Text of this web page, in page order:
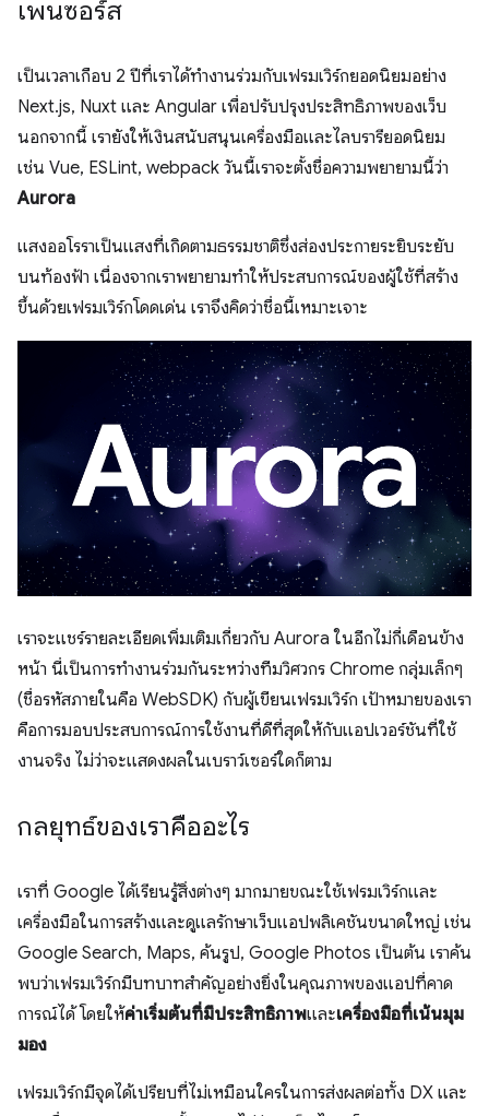
เพนซอร์ส
เป็นเวลาเกือบ 2 ปีที่เราได้ทํางานร่วมกับเฟรมเวิร์กยอดนิยมอย่าง
Next.js, Nuxt และ Angular เพื่อปรับปรุงประสิทธิภาพของเว็บ
นอกจากนี้ เรายังให้เงินสนับสนุนเครื่องมือและไลบรารียอดนิยม
เช่น Vue, ESLint, webpack วันนี้เราจะตั้งชื่อความพยายามนี้ว่า
Aurora
แสงออโรราเป็นแสงที่เกิดตามธรรมชาติซึ่งส่องประกายระยิบระยับ
บนท้องฟ้า เนื่องจากเราพยายามทำให้ประสบการณ์ของผู้ใช้ที่สร้าง
ขึ้นด้วยเฟรมเวิร์กโดดเด่น เราจึงคิดว่าชื่อนี้เหมาะเจาะ
เราจะแชร์รายละเอียดเพิ่มเติมเกี่ยวกับ Aurora ในอีกไม่กี่เดือนข้าง
หน้า นี่เป็นการทำงานร่วมกันระหว่างทีมวิศวกร Chrome กลุ่มเล็กๆ
(ชื่อรหัสภายในคือ WebSDK) กับผู้เขียนเฟรมเวิร์ก เป้าหมายของเรา
คือการมอบประสบการณ์การใช้งานที่ดีที่สุดให้กับแอปเวอร์ชันที่ใช้
งานจริง ไม่ว่าจะแสดงผลในเบราว์เซอร์ใดก็ตาม
กลยุทธ์ของเราคืออะไร
เราที่ Google ได้เรียนรู้สิ่งต่างๆ มากมายขณะใช้เฟรมเวิร์กและ
เครื่องมือในการสร้างและดูแลรักษาเว็บแอปพลิเคชันขนาดใหญ่ เช่น
Google Search, Maps, ค้นรูป, Google Photos เป็นต้น เราค้น
พบว่าเฟรมเวิร์กมีบทบาทสำคัญอย่างยิ่งในคุณภาพของแอปที่คาด
การณ์ได้ โดยให้ค่าเริ่มต้นที่มีประสิทธิภาพและเครื่องมือที่เน้นมุม
มอง
เฟรมเวิร์กมีจุดได้เปรียบที่ไม่เหมือนใครในการส่งผลต่อทั้ง DX และ